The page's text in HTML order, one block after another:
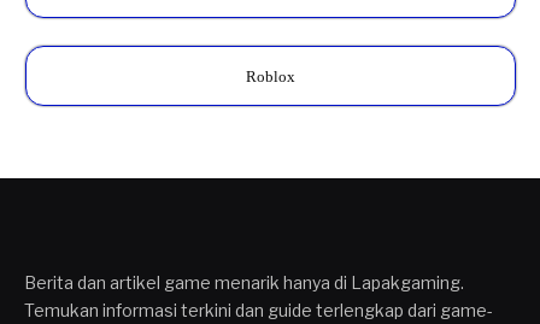
Roblox
Berita dan artikel game menarik hanya di Lapakgaming.
Temukan informasi terkini dan guide terlengkap dari game-